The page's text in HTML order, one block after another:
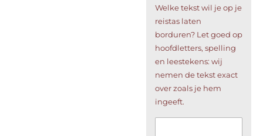
Welke tekst wil je op je
reistas laten
borduren? Let goed op
hoofdletters, spelling
en leestekens: wij
nemen de tekst exact
over zoals je hem
ingeeft.